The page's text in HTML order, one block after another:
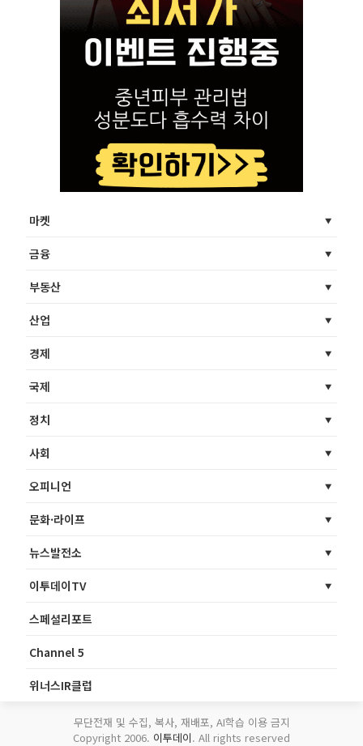
마켓
금융
부동산
산업
경제
국제
정치
사회
오피니언
문화·라이프
뉴스발전소
이투데이TV
스페셜리포트
Channel 5
위너스IR클럽
무단전재 및 수집, 복사, 재배포, AI학습 이용 금지
Copyright 2006. 이투데이. All rights reserved